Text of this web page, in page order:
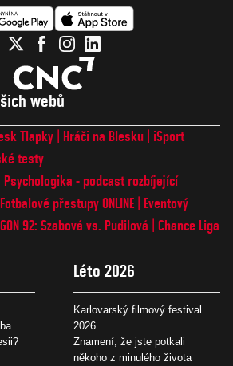
webů
Tlapky Hráči na Blesku
iSport
testy
Psychologika - podcast rozbíjející
Fotbalové přestupy ONLINE
Eventový
92: Szabová vs. Pudilová
Chance Liga
Léto 2026
Karlovarský filmový festival
2026
Znamení, že jste potkali
někoho z minulého života